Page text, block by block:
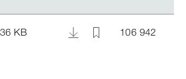
36 KB 106 942